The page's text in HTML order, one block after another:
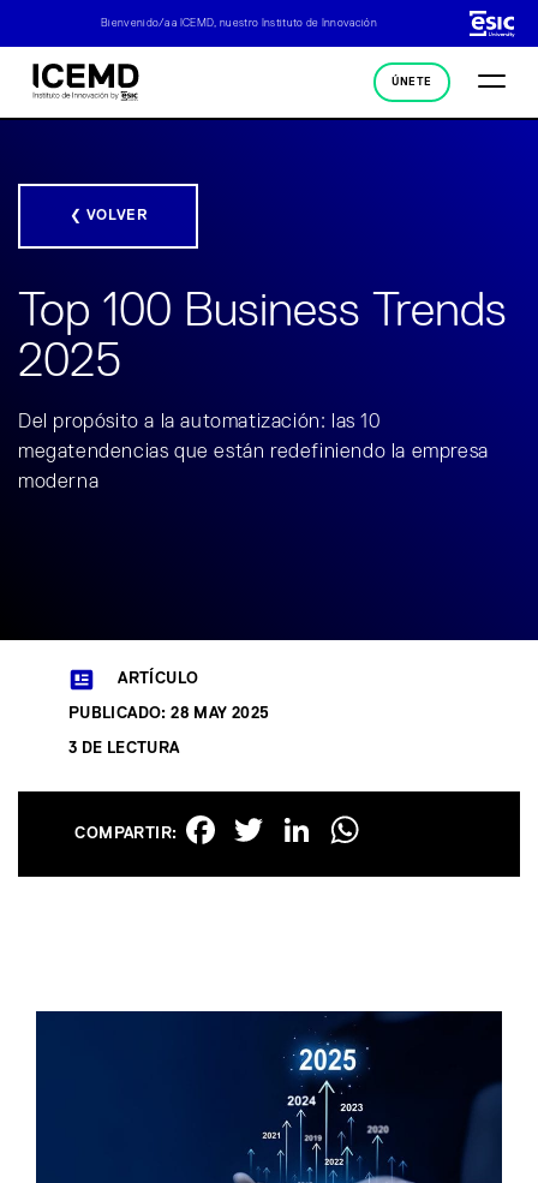
Bienvenido/a a ICEMD, nuestro Instituto de Innovación
ÚNETE
❮ VOLVER
Top 100 Business Trends
2025
Del propósito a la automatización: las 10
megatendencias que están redefiniendo la empresa
moderna
ARTÍCULO
PUBLICADO: 28 MAY 2025
3 DE LECTURA
COMPARTIR: Facebook
TwitterLinkedIn